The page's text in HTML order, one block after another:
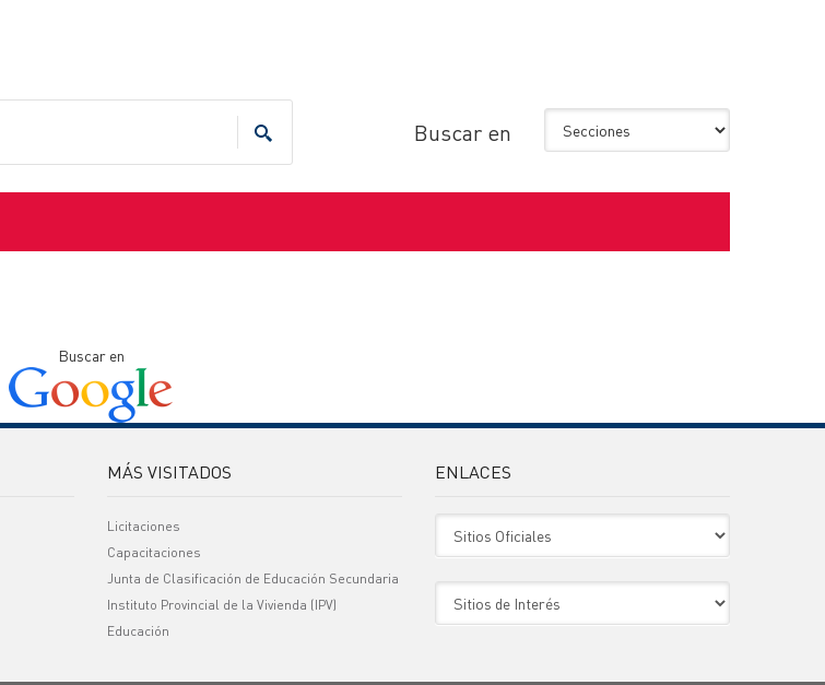
Buscar en
Buscar en
MÁS VISITADOS
Licitaciones
Capacitaciones
Junta de Clasificación de Educación Secundaria
Instituto Provincial de la Vivienda (IPV)
Educación
ENLACES